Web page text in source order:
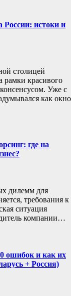
России: истоки и
столицей
рамки красивого
Уже с
как окно
где на
дилемм для
требования к
ситуация
компании…
ошибок и как их
+ Россия)